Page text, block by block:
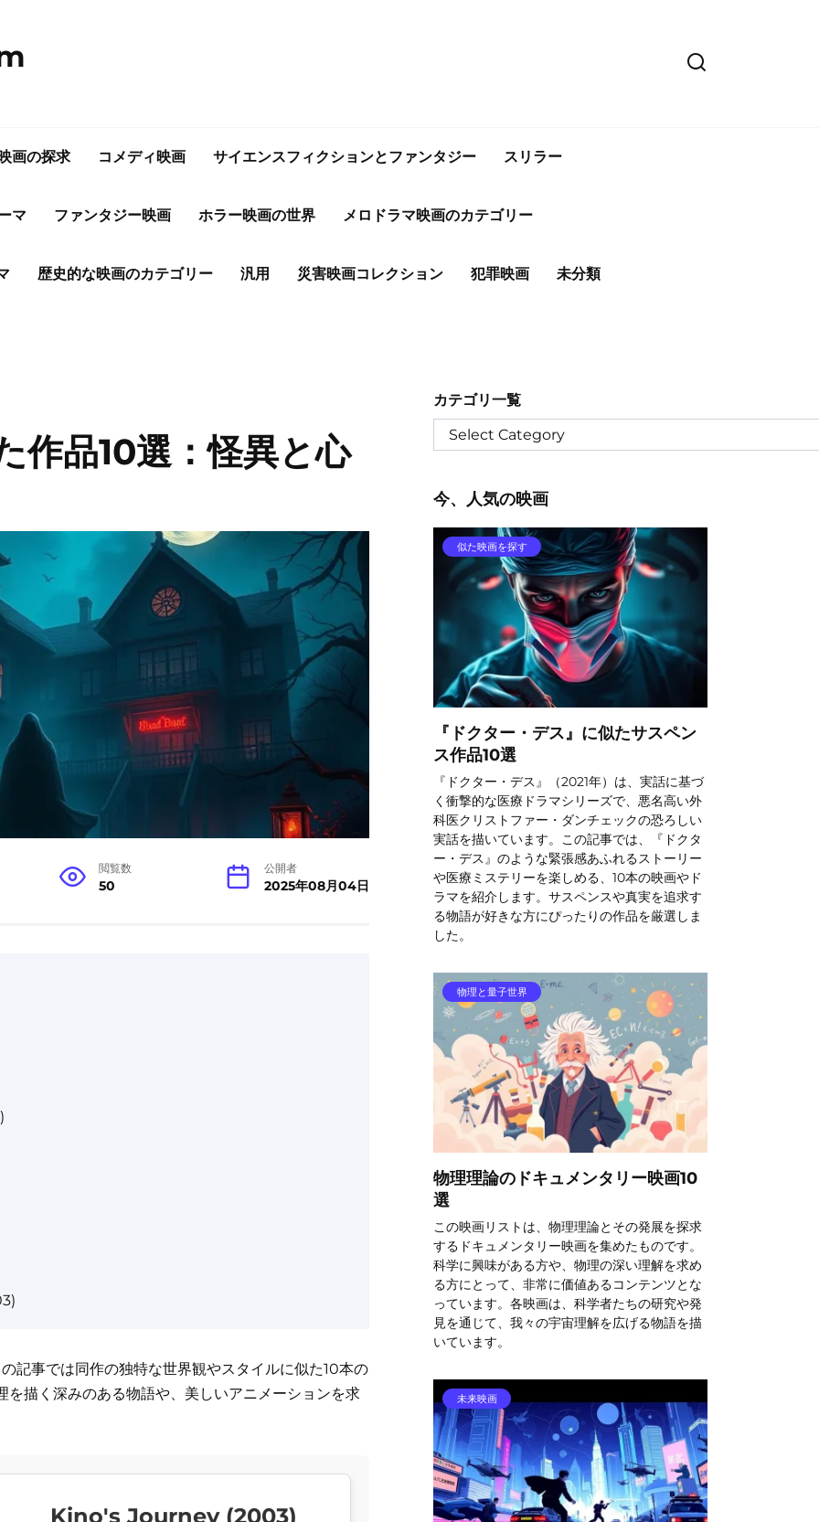
画の探求 コメディ映画 サイエンスフィクションとファンタジー スリラー
マ ファンタジー映画 ホラー映画の世界 メロドラマ映画のカテゴリー
歴史的な映画のカテゴリー 汎用 災害映画コレクション 犯罪映画 未分類
作品10選：怪異と心
閲覧数
50
公開者
2025年08月04日
記事では同作の独特な世界観やスタイルに似た10本の
描く深みのある物語や、美しいアニメーションを求
Kino's Journey (2003)
カテゴリ一覧
今、人気の映画
似た映画を探す
『ドクター・デス』に似たサスペン
ス作品10選
『ドクター・デス』（2021年）は、実話に基づ
く衝撃的な医療ドラマシリーズで、悪名高い外
科医クリストファー・ダンチェックの恐ろしい
実話を描いています。この記事では、『ドクタ
ー・デス』のような緊張感あふれるストーリー
や医療ミステリーを楽しめる、10本の映画やド
ラマを紹介します。サスペンスや真実を追求す
る物語が好きな方にぴったりの作品を厳選しま
した。
物理と量子世界
物理理論のドキュメンタリー映画10
選
この映画リストは、物理理論とその発展を探求
するドキュメンタリー映画を集めたものです。
科学に興味がある方や、物理の深い理解を求め
る方にとって、非常に価値あるコンテンツとな
っています。各映画は、科学者たちの研究や発
見を通じて、我々の宇宙理解を広げる物語を描
いています。
未来映画